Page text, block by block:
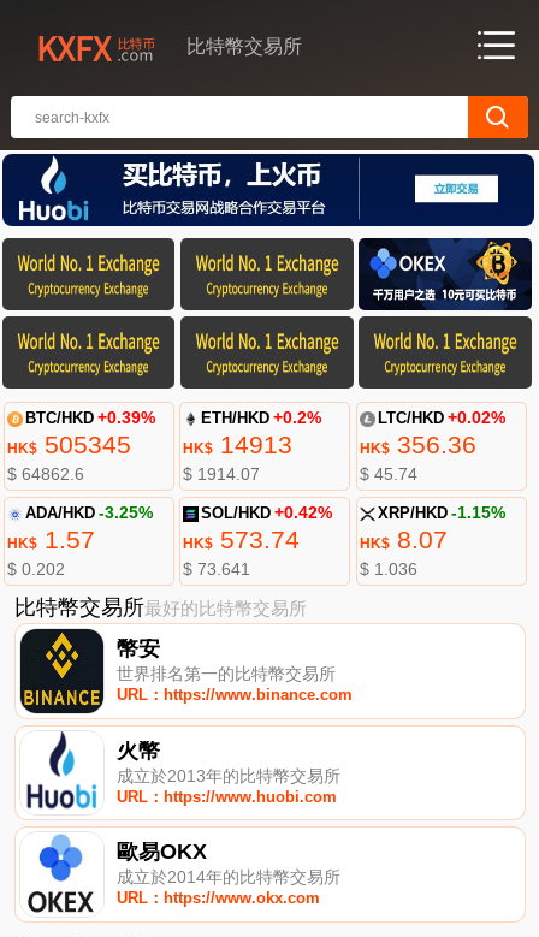
比特幣交易所
BTC/HKD +0.39%
HK$505345
$ 64862.6
ETH/HKD +0.2%
HK$ 14913
$ 1914.07
LTC/HKD +0.02%
HK$356.36
$ 45.74
ADA/HKD -3.25%
HK$1.57
$ 0.202
SOL/HKD +0.42%
HK$ 573.74
$ 73.641
XRP/HKD -1.15%
HK$8.07
$ 1.036
比特幣交易所最好的比特幣交易所
幣安
世界排名第一的比特幣交易所
URL：https://www.binance.com
火幣
成立於2013年的比特幣交易所
URL：https://www.huobi.com
歐易OKX
成立於2014年的比特幣交易所
URL：https://www.okx.com